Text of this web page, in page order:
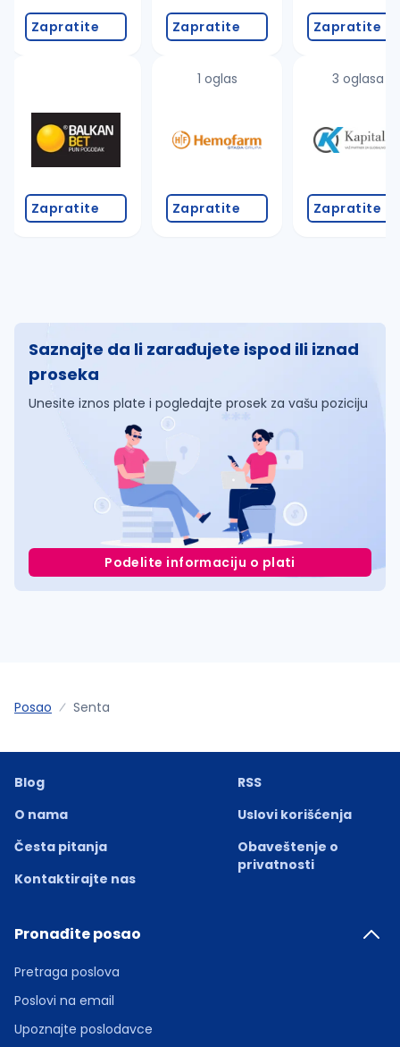
Zapratite
Zapratite
Zapratite
1 oglas
Zapratite
Zapratite
3 oglasa
Zapratite
Saznajte da li zarađujete ispod ili iznad
proseka
Unesite iznos plate i pogledajte prosek za vašu poziciju
Podelite informaciju o plati
Posao Senta
Blog
O nama
Česta pitanja
Kontaktirajte nas
RSS
Uslovi korišćenja
Obaveštenje o
privatnosti
Pronađite posao
Pretraga poslova
Poslovi na email
Upoznajte poslodavce